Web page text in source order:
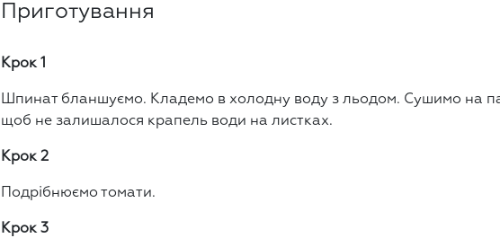
Приготування
Крок 1
Шпинат бланшуємо. Кладемо в холодну воду з льодом. Сушимо на
щоб не залишалося крапель води на листках.
Крок 2
Подрібнюємо томати.
Крок 3